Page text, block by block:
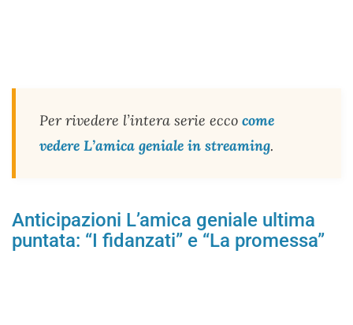
Per rivedere l’intera serie ecco come
vedere L’amica geniale in streaming.
Anticipazioni L’amica geniale ultima
puntata: “I fidanzati” e “La promessa”